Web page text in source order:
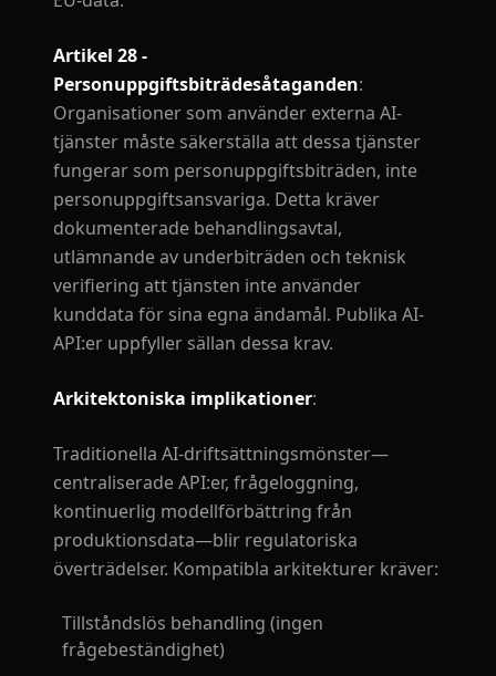
Artikel 28 -
Personuppgiftsbiträdesåtaganden:
Organisationer som använder externa AI-
tjänster måste säkerställa att dessa tjänster
fungerar som personuppgiftsbiträden, inte
personuppgiftsansvariga. Detta kräver
dokumenterade behandlingsavtal,
utlämnande av underbiträden och teknisk
verifiering att tjänsten inte använder
kunddata för sina egna ändamål. Publika AI-
API:er uppfyller sällan dessa krav.
Arkitektoniska implikationer:
Traditionella AI-driftsättningsmönster—
centraliserade API:er, frågeloggning,
kontinuerlig modellförbättring från
produktionsdata—blir regulatoriska
överträdelser. Kompatibla arkitekturer kräver:
Tillståndslös behandling (ingen
frågebeständighet)